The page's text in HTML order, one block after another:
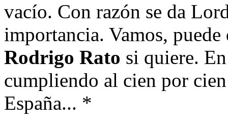
vacío. Con razón se da
importancia. Vamos,
Rodrigo Rato si quiere.
cumpliendo al cien por
España... *